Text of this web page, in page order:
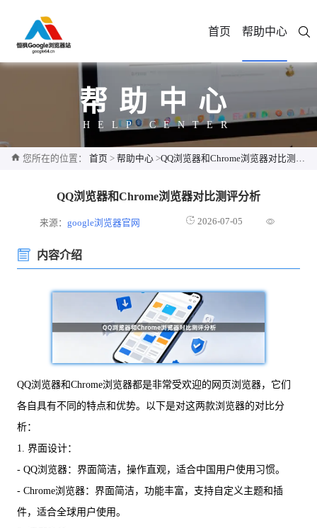
首页 帮助中心
帮助中心
HELP CENTER
您所在的位置： 首页 > 帮助中心 >QQ浏览器和Chrome浏览器对比测评分析
QQ浏览器和Chrome浏览器对比测评分析
来源：google浏览器官网 2026-07-05
内容介绍
QQ浏览器和Chrome浏览器都是非常受欢迎的网页浏览器，它们
各自具有不同的特点和优势。以下是对这两款浏览器的对比分
析：
1. 界面设计：
- QQ浏览器：界面简洁，操作直观，适合中国用户使用习惯。
- Chrome浏览器：界面简洁，功能丰富，支持自定义主题和插
件，适合全球用户使用。